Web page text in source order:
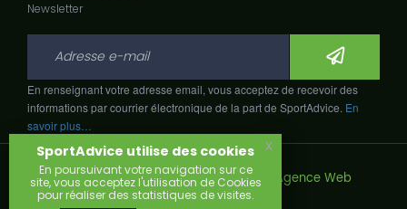
Newsletter
En renseignant votre adresse email, vous acceptez de recevoir des
informations par courrier électronique de la part de SportAdvice. En
savoir plus…
Copyright © 2026, Développé avec par
Agence Web
Narobaz.
SportAdvice utilise des cookies
En poursuivant votre navigation sur ce
site, vous acceptez l'utilisation de Cookies
pour réaliser des statistiques de visites.
x